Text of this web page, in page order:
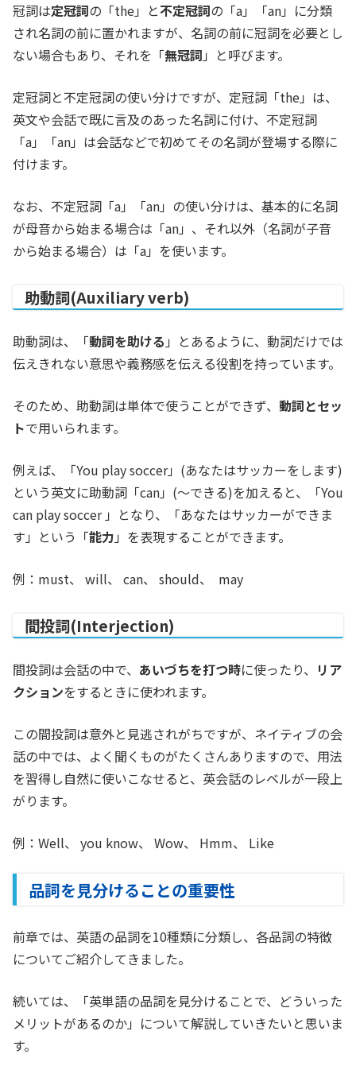
冠詞は定冠詞の「the」と不定冠詞の「a」「an」に分類
され名詞の前に置かれますが、名詞の前に冠詞を必要とし
ない場合もあり、それを「無冠詞 」と呼びます。
定冠詞と不定冠詞の使い分けですが、定冠詞「the」は、
英文や会話で既に言及のあった名詞に付け、不定冠詞
「a」「an」は会話などで初めてその名詞が登場する際に
付けます。
なお、不定冠詞「a」「an」の使い分けは、基本的に名詞
が母音から始まる場合は「an」、それ以外（名詞が子音
から始まる場合）は「a」を使います。
助動詞(Auxiliary verb)
助動詞は、「動詞を助ける 」とあるように、動詞だけでは
伝えきれない意思や義務感を伝える役割を持っています。
そのため、助動詞は単体で使うことができず、 動詞とセッ
トで用いられます。
例えば、「You play soccer」(あなたはサッカーをします)
という英文に助動詞「can」(〜できる)を加えると、「You
can play soccer 」となり、「あなたはサッカーができま
す」という「能力 」を表現することができます。
例：must、 will、 can、 should、 may
間投詞(Interjection)
間投詞は会話の中で、 あいづちを打つ時に使ったり、 リア
クションをするときに使われます。
この間投詞は意外と見逃されがちですが、ネイティブの会
話の中では、よく聞くものがたくさんありますので、用法
を習得し自然に使いこなせると、英会話のレベルが一段上
がります。
例：Well、 you know、 Wow、 Hmm、 Like
品詞を見分けることの重要性
前章では、英語の品詞を10種類に分類し、各品詞の特徴
についてご紹介してきました。
続いては、「英単語の品詞を見分けることで、どういった
メリットがあるのか」について解説していきたいと思いま
す。